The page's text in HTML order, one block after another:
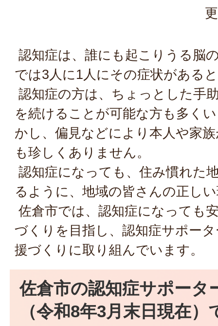
認知症は、誰にも起こりうる脳
では3人に1人にその症状がある
認知症の方は、ちょっとした手
を続けることが可能な方も多く
かし、偏見などにより本人や家
も珍しくありません。
認知症になっても、住み慣れた
るように、地域の皆さんの正し
佐倉市では、認知症になっても
づくりを目指し、認知症サポー
援づくりに取り組んでいます。
佐倉市の認知症サポータ
（令和8年3月末日現在）